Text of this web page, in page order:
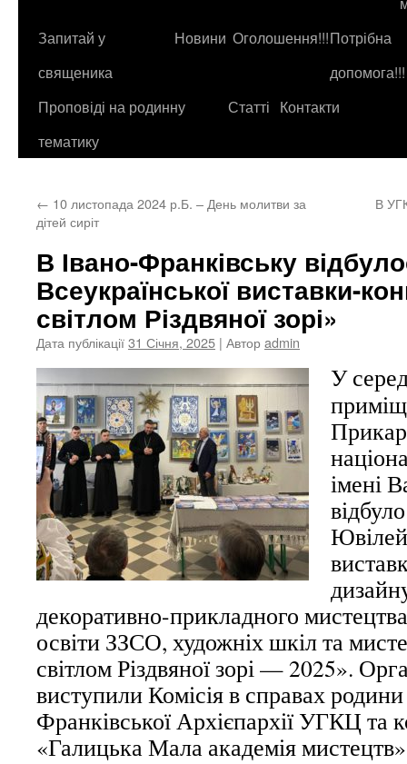
контенту
Запитай у
священика
Новини Оголошення!!!Потрібна
допомога!!!
Проповіді на родинну
тематику
Статті Контакти
← 10 листопада 2024 р.Б. – День молитви за
дітей сиріт
В
В Івано-Франківську
Всеукраїнської виставки-
світлом Різдвяної зорі»
Дата публікації31 Січня, 2025 | Авторadmin
У
імені
декоративно-прикладного
освіти ЗЗСО, художніх шкіл та
світлом Різдвяної зорі — 2025».
виступили Комісія в справах
Франківської Архієпархії УГКЦ та
«Галицька Мала академія мистецтв»